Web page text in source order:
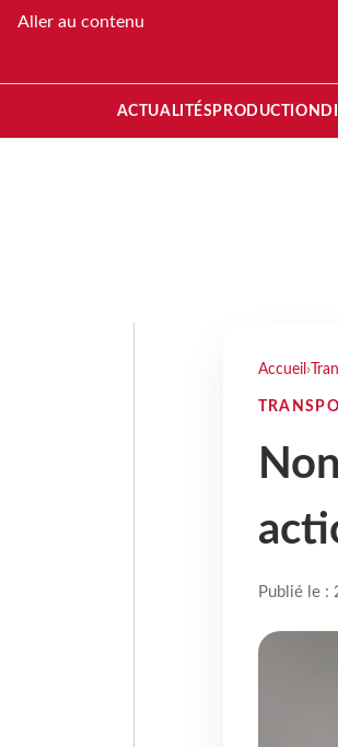
Aller au contenu
ACTUALITÉS PRODUCTION
Accueil ›
Publié le :